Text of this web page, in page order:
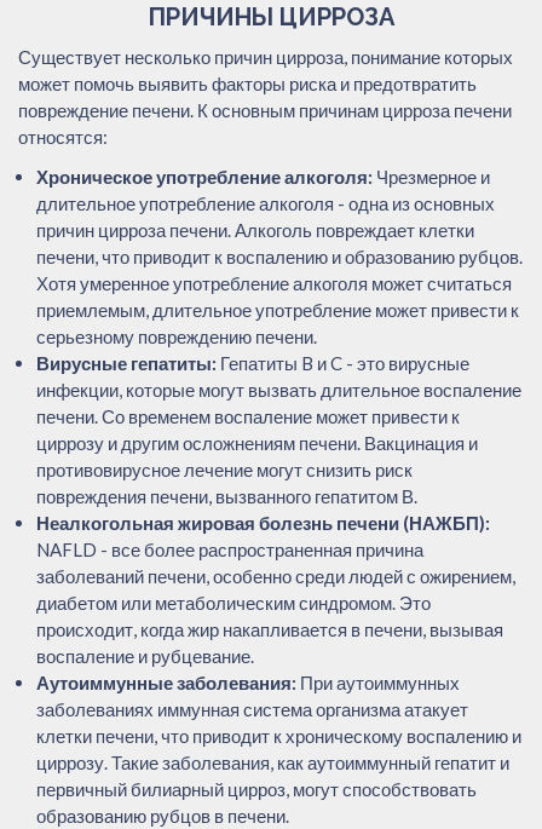
ПРИЧИНЫ ЦИРРОЗА
Существует несколько причин цирроза, понимание которых
может помочь выявить факторы риска и предотвратить
повреждение печени. К основным причинам цирроза печени
относятся:
Хроническое употребление алкоголя: Чрезмерное и
длительное употребление алкоголя - одна из основных
причин цирроза печени. Алкоголь повреждает клетки
печени, что приводит к воспалению и образованию рубцов.
Хотя умеренное употребление алкоголя может считаться
приемлемым, длительное употребление может привести к
серьезному повреждению печени.
Вирусные гепатиты: Гепатиты B и C - это вирусные
инфекции, которые могут вызвать длительное воспаление
печени. Со временем воспаление может привести к
циррозу и другим осложнениям печени. Вакцинация и
противовирусное лечение могут снизить риск
повреждения печени, вызванного гепатитом В.
Неалкогольная жировая болезнь печени (НАЖБП):
NAFLD - все более распространенная причина
заболеваний печени, особенно среди людей с ожирением,
диабетом или метаболическим синдромом. Это
происходит, когда жир накапливается в печени, вызывая
воспаление и рубцевание.
Аутоиммунные заболевания: При аутоиммунных
заболеваниях иммунная система организма атакует
клетки печени, что приводит к хроническому воспалению и
циррозу. Такие заболевания, как аутоиммунный гепатит и
первичный билиарный цирроз, могут способствовать
образованию рубцов в печени.